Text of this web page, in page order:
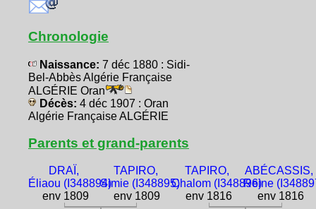
Chronologie
Naissance: 7 déc 1880 : Sidi-
Bel-Abbès Algérie Française
ALGÉRIE Oran
Décès: 4 déc 1907 : Oran
Algérie Française ALGÉRIE
Parents et grand-parents
DRAÏ,
Éliaou (I348894)
env 1809
TAPIRO,
Simie (I348895)
env 1809
TAPIRO,
Chalom (I348896)
env 1816
ABÉCASSIS,
Reine
env 1816